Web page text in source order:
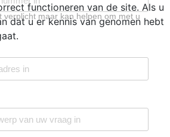
verplicht maar kan helpen om met u
functioneren van de site. Als u
dat u er kennis van genomen hebt